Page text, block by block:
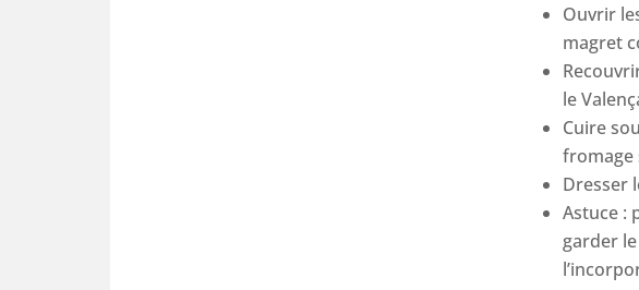
Ouvrir
magret
le
Cuire
fromage
Dresser
Astuce :
garder